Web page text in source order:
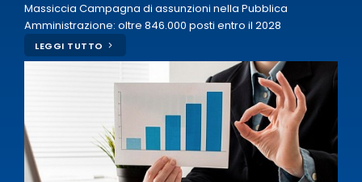
Massiccia Campagna di assunzioni nella Pubblica
Amministrazione: oltre 846.000 posti entro il 2028
LEGGI TUTTO